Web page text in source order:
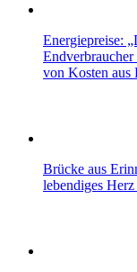
Energiepreise:
von Kosten aus
Brücke aus
lebendiges